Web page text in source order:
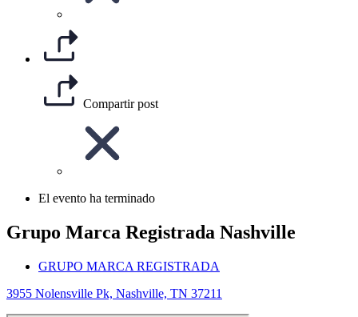
Compartir post
El evento ha terminado
Grupo Marca Registrada Nashville
GRUPO MARCA REGISTRADA
3955 Nolensville Pk, Nashville, TN 37211